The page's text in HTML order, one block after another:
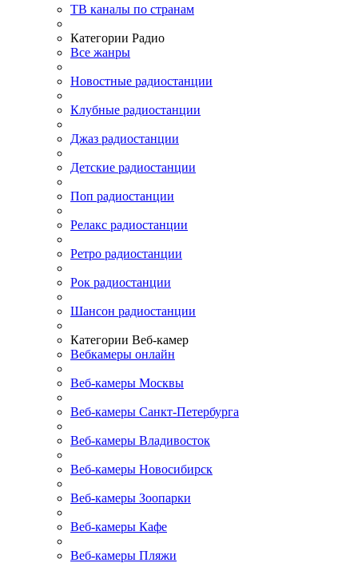
ТВ каналы по странам
Категории Радио
Все жанры
Новостные радиостанции
Клубные радиостанции
Джаз радиостанции
Детские радиостанции
Поп радиостанции
Релакс радиостанции
Ретро радиостанции
Рок радиостанции
Шансон радиостанции
Категории Веб-камер
Вебкамеры онлайн
Веб-камеры Москвы
Веб-камеры Санкт-Петербурга
Веб-камеры Владивосток
Веб-камеры Новосибирск
Веб-камеры Зоопарки
Веб-камеры Кафе
Веб-камеры Пляжи